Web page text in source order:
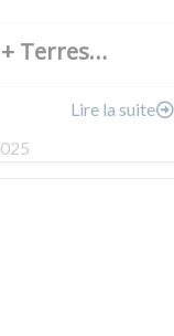
Terres…
Lire la suite